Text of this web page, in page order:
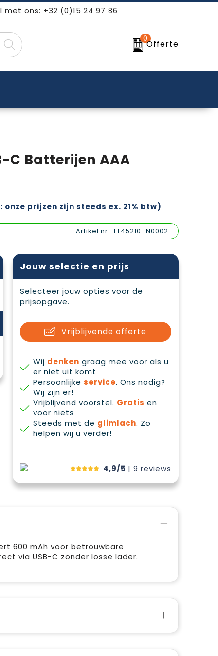
met ons: +32 (0)15 24 97 86
0
Offerte
C Batterijen AAA
prijzen zijn steeds ex. 21% btw)
Artikel nr. LT45210_N0002
Jouw selectie en prijs
Selecteer jouw opties voor de
prijsopgave.
Vrijblijvende offerte
Wij denken graag mee voor als u
er niet uit komt
Persoonlijke service. Ons nodig?
Wij zijn er!
Vrijblijvend voorstel. Gratis en
voor niets
Steeds met de glimlach. Zo
helpen wij u verder!
4,9/5 | 9 reviews
600 mAh voor betrouwbare
via USB-C zonder losse lader.